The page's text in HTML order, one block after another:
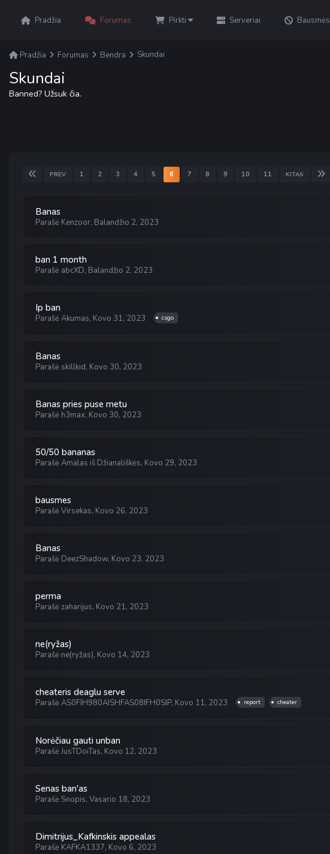
Pradžia Forumas Pirkti Serveriai Bausmės
Pradžia Forumas Bendra Skundai
Skundai
Banned? Užsuk čia.
PREV 1 2 3 4 5 6 7 8 9 10 11 KITAS
Banas
Parašė Kenzoor, Balandžio 2, 2023
ban 1 month
Parašė abcXD, Balandžio 2, 2023
Ip ban
ParašėAkumas, Kovo 31, 2023 csgo
Banas
Parašė skillkid, Kovo 30, 2023
Banas pries puse metu
Parašė h3max, Kovo 30, 2023
50/50 bananas
ParašėAmalas iš Džianališkės, Kovo 29, 2023
bausmes
ParašėVirsekas, Kovo 26, 2023
Banas
Parašė DeezShadow, Kovo 23, 2023
perma
Parašėzaharijus, Kovo 21, 2023
ne(ryžas)
Parašė ne(ryžas), Kovo 14, 2023
cheateris deaglu serve
ParašėAS0FIH980AISHFAS08IFH0SIP, Kovo 11, 2023 report cheater
Norėčiau gauti unban
ParašėJusTDoiTas, Kovo 12, 2023
Senas ban'as
Parašė Snopis, Vasario 18, 2023
Dimitrijus_Kafkinskis appealas
Parašė KAFKA1337, Kovo 6, 2023